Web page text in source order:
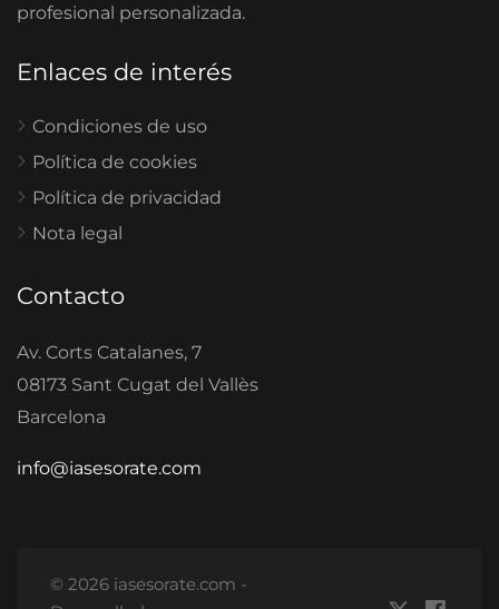
profesional personalizada.
Enlaces de interés
Condiciones de uso
Política de cookies
Política de privacidad
Nota legal
Contacto
Av. Corts Catalanes, 7
08173 Sant Cugat del Vallès
Barcelona
info@iasesorate.com
© 2026 iasesorate.com -